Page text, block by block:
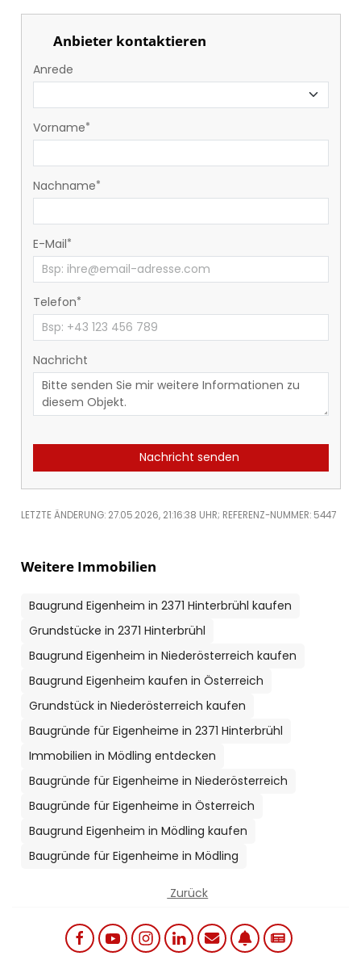
Anbieter kontaktieren
Anrede
Vorname
Nachname
E-Mail
Telefon
Nachricht
Nachricht senden
LETZTE ÄNDERUNG: 27.05.2026, 21:16:38 UHR; REFERENZ-NUMMER: 5447
Weitere Immobilien
Baugrund Eigenheim in 2371 Hinterbrühl kaufen
Grundstücke in 2371 Hinterbrühl
Baugrund Eigenheim in Niederösterreich kaufen
Baugrund Eigenheim kaufen in Österreich
Grundstück in Niederösterreich kaufen
Baugründe für Eigenheime in 2371 Hinterbrühl
Immobilien in Mödling entdecken
Baugründe für Eigenheime in Niederösterreich
Baugründe für Eigenheime in Österreich
Baugrund Eigenheim in Mödling kaufen
Baugründe für Eigenheime in Mödling
Zurück
Social links menu